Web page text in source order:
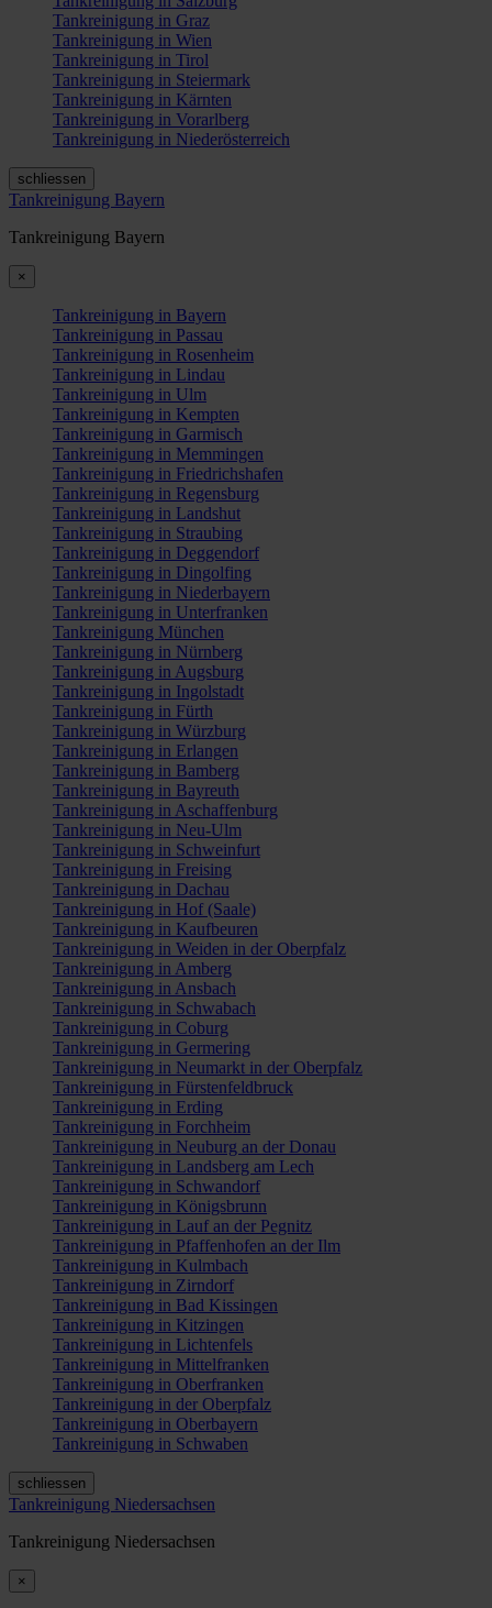
Tankreinigung in Graz
Tankreinigung in Wien
Tankreinigung in Tirol
Tankreinigung in Steiermark
Tankreinigung in Kärnten
Tankreinigung in Vorarlberg
Tankreinigung in Niederösterreich
schliessen
Tankreinigung Bayern
Tankreinigung Bayern
×
Tankreinigung in Bayern
Tankreinigung in Passau
Tankreinigung in Rosenheim
Tankreinigung in Lindau
Tankreinigung in Ulm
Tankreinigung in Kempten
Tankreinigung in Garmisch
Tankreinigung in Memmingen
Tankreinigung in Friedrichshafen
Tankreinigung in Regensburg
Tankreinigung in Landshut
Tankreinigung in Straubing
Tankreinigung in Deggendorf
Tankreinigung in Dingolfing
Tankreinigung in Niederbayern
Tankreinigung in Unterfranken
Tankreinigung München
Tankreinigung in Nürnberg
Tankreinigung in Augsburg
Tankreinigung in Ingolstadt
Tankreinigung in Fürth
Tankreinigung in Würzburg
Tankreinigung in Erlangen
Tankreinigung in Bamberg
Tankreinigung in Bayreuth
Tankreinigung in Aschaffenburg
Tankreinigung in Neu-Ulm
Tankreinigung in Schweinfurt
Tankreinigung in Freising
Tankreinigung in Dachau
Tankreinigung in Hof (Saale)
Tankreinigung in Kaufbeuren
Tankreinigung in Weiden in der Oberpfalz
Tankreinigung in Amberg
Tankreinigung in Ansbach
Tankreinigung in Schwabach
Tankreinigung in Coburg
Tankreinigung in Germering
Tankreinigung in Neumarkt in der Oberpfalz
Tankreinigung in Fürstenfeldbruck
Tankreinigung in Erding
Tankreinigung in Forchheim
Tankreinigung in Neuburg an der Donau
Tankreinigung in Landsberg am Lech
Tankreinigung in Schwandorf
Tankreinigung in Königsbrunn
Tankreinigung in Lauf an der Pegnitz
Tankreinigung in Pfaffenhofen an der Ilm
Tankreinigung in Kulmbach
Tankreinigung in Zirndorf
Tankreinigung in Bad Kissingen
Tankreinigung in Kitzingen
Tankreinigung in Lichtenfels
Tankreinigung in Mittelfranken
Tankreinigung in Oberfranken
Tankreinigung in der Oberpfalz
Tankreinigung in Oberbayern
Tankreinigung in Schwaben
schliessen
Tankreinigung Niedersachsen
Tankreinigung Niedersachsen
×